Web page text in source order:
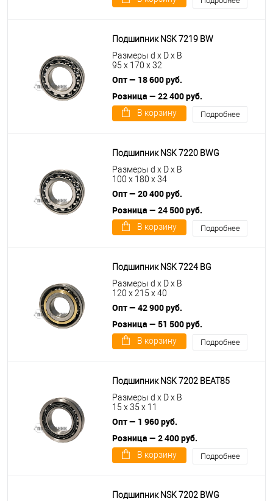
Подшипник NSK 7219 BW
Размеры d x D x B
95 x 170 x 32
Опт — 18 600 руб.
Розница — 22 400 руб.
В корзину Подробнее
Подшипник NSK 7220 BWG
Размеры d x D x B
100 x 180 x 34
Опт — 20 400 руб.
Розница — 24 500 руб.
В корзину Подробнее
Подшипник NSK 7224 BG
Размеры d x D x B
120 x 215 x 40
Опт — 42 900 руб.
Розница — 51 500 руб.
В корзину Подробнее
Подшипник NSK 7202 BEAT85
Размеры d x D x B
15 x 35 x 11
Опт — 1 960 руб.
Розница — 2 400 руб.
В корзину Подробнее
Подшипник NSK 7202 BWG